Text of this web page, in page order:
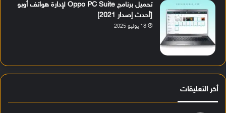
تحميل برنامج Oppo PC Suite لإدارة هواتف أوبو
[أحدث إصدار 2021]
18 يوليو 2025
أخر التعليقات